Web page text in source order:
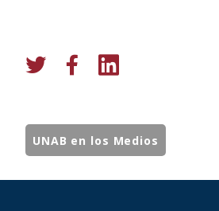
UNAB en los Medios